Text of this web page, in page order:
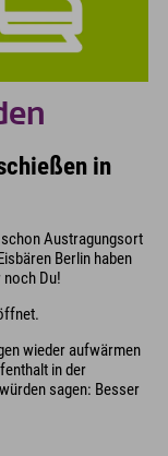
in
Austragungsort
Berlin haben
Du!
wieder aufwärmen
in der
sagen: Besser